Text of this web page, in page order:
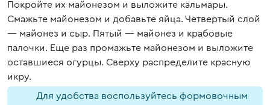
Покройте их майонезом и выложите кальмары.
Смажьте майонезом и добавьте яйца. Четвертый слой
— майонез и сыр. Пятый — майонез и крабовые
палочки. Еще раз промажьте майонезом и выложите
оставшиеся огурцы. Сверху распределите красную
икру.
Для удобства воспользуйтесь формовочным